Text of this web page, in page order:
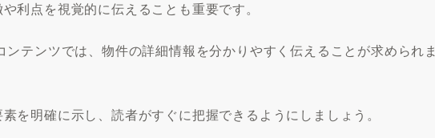
利点を視覚的に伝えることも重要です。
テンツでは、物件の詳細情報を分かりやすく伝えることが求められ
を明確に示し、読者がすぐに把握できるようにしましょう。